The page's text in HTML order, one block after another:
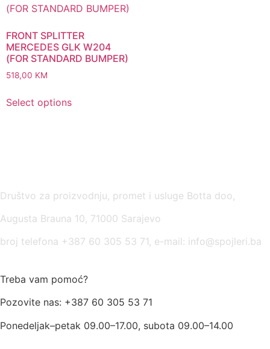
FRONT SPLITTER
MERCEDES GLK W204
(FOR STANDARD BUMPER)
518,00 KM
Select options
Društvo za proizvodnju, promet i usluge Botta doo,
Augusta Brauna 10, 71000 Sarajevo
broj telefona +387 60 305 53 71, e-mail: info@spojleri.ba
Treba vam pomoć?
Pozovite nas: +387 60 305 53 71
Ponedeljak–petak 09.00–17.00, subota 09.00–14.00